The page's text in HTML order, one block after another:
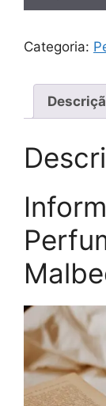
Categoria: